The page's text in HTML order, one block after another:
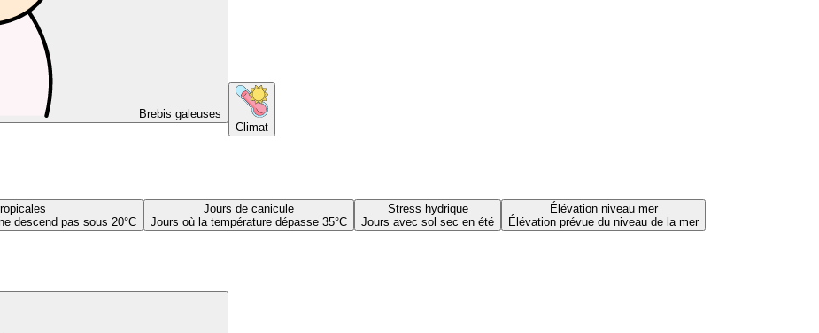
Brebis galeuses
Climat
descend pas sous 20°C
Jours de canicule
Jours où la température dépasse 35°C
Stress hydrique
Jours avec sol sec en été
Élévation niveau mer
Élévation prévue du niveau de la mer